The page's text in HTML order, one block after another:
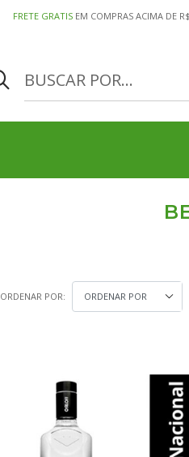
FRETE GRATIS EM COMPRAS ACIMA DE
ORDENAR POR: